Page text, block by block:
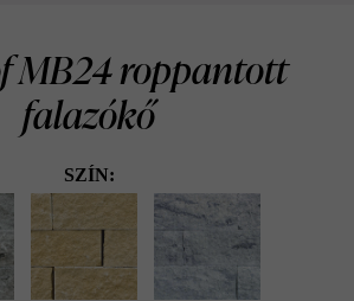
MB24 roppantott
falazókő
SZÍN: